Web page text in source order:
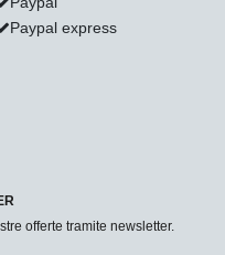
Paypal express
offerte tramite newsletter.